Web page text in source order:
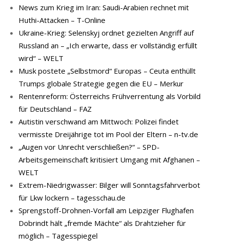
News zum Krieg im Iran: Saudi-Arabien rechnet mit
Huthi-Attacken – T-Online
Ukraine-Krieg: Selenskyj ordnet gezielten Angriff auf
Russland an – „Ich erwarte, dass er vollständig erfüllt
wird“ – WELT
Musk postete „Selbstmord“ Europas – Ceuta enthüllt
Trumps globale Strategie gegen die EU – Merkur
Rentenreform: Österreichs Frühverrentung als Vorbild
für Deutschland – FAZ
Autistin verschwand am Mittwoch: Polizei findet
vermisste Dreijährige tot im Pool der Eltern – n-tv.de
„Augen vor Unrecht verschließen?“ – SPD-
Arbeitsgemeinschaft kritisiert Umgang mit Afghanen –
WELT
Extrem-Niedrigwasser: Bilger will Sonntagsfahrverbot
für Lkw lockern – tagesschau.de
Sprengstoff-Drohnen-Vorfall am Leipziger Flughafen
Dobrindt hält „fremde Mächte“ als Drahtzieher für
möglich – Tagesspiegel